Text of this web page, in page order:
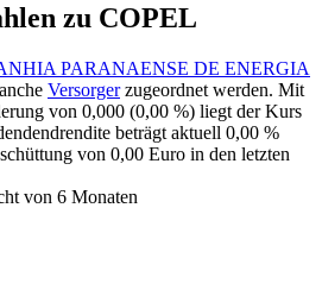
zu COPEL
PARANAENSE DE ENERGIA
Versorgerzugeordnet werden. Mit
von 0,000 (0,00 %) liegt der Kurs
beträgt aktuell 0,00 %
von 0,00 Euro in den letzten
von 6 Monaten